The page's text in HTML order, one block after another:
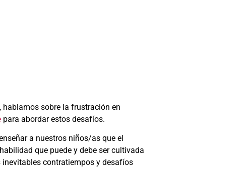
, hablamos sobre la frustración en
para abordar estos desafíos.
a nuestros niños/as que el
que puede y debe ser cultivada
contratiempos y desafíos